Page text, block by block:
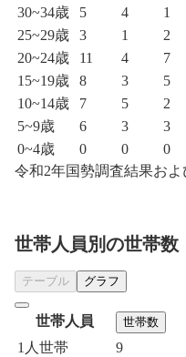
30~34歳
5 4
1
25~29歳
3 1
2
20~24歳
11 4
7
15~19歳
8 3
5
10~14歳
7 5
2
5~9歳
6 3
3
0~4歳
0 0
0
令和2年国勢調査結果お
世帯人員別の世帯数
テーブル グラフ
世帯人員 世帯数
1人世帯
9